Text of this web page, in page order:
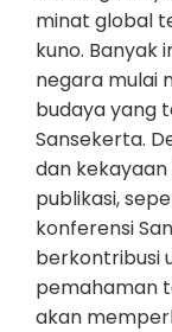
minat global
kuno. Banyak
negara mulai
budaya yang
Sansekerta.
dan
publikasi,
konferensi
berkontribusi
pemahaman
akan